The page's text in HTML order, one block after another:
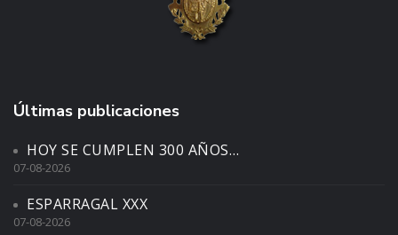
Últimas publicaciones
HOY SE CUMPLEN 300 AÑOS…
07-08-2026
ESPARRAGAL XXX
07-08-2026